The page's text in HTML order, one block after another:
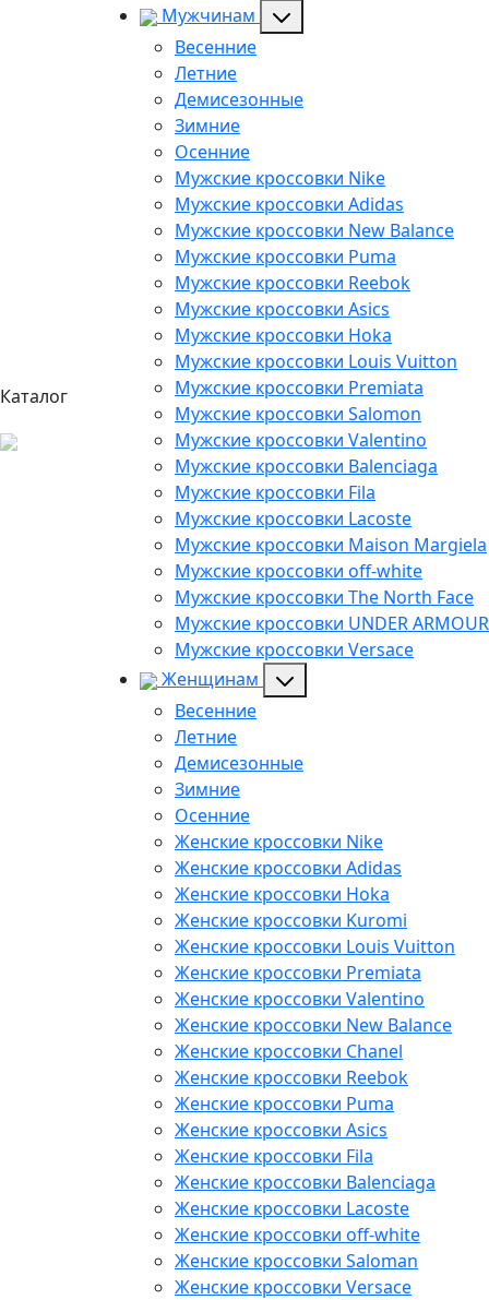
Каталог
Мужчинам
Весенние
Летние
Демисезонные
Зимние
Осенние
Мужские кроссовки Nike
Мужские кроссовки Adidas
Мужские кроссовки New Balance
Мужские кроссовки Puma
Мужские кроссовки Reebok
Мужские кроссовки Asics
Мужские кроссовки Hoka
Мужские кроссовки Louis Vuitton
Мужские кроссовки Premiata
Мужские кроссовки Salomon
Мужские кроссовки Valentino
Мужские кроссовки Balenciaga
Мужские кроссовки Fila
Мужские кроссовки Lacoste
Мужские кроссовки Maison Margiela
Мужские кроссовки off-white
Мужские кроссовки The North Face
Мужские кроссовки UNDER ARMOUR
Мужские кроссовки Versace
Женщинам
Весенние
Летние
Демисезонные
Зимние
Осенние
Женские кроссовки Nike
Женские кроссовки Adidas
Женские кроссовки Hoka
Женские кроссовки Kuromi
Женские кроссовки Louis Vuitton
Женские кроссовки Premiata
Женские кроссовки Valentino
Женские кроссовки New Balance
Женские кроссовки Chanel
Женские кроссовки Reebok
Женские кроссовки Puma
Женские кроссовки Asics
Женские кроссовки Fila
Женские кроссовки Balenciaga
Женские кроссовки Lacoste
Женские кроссовки off-white
Женские кроссовки Saloman
Женские кроссовки Versace